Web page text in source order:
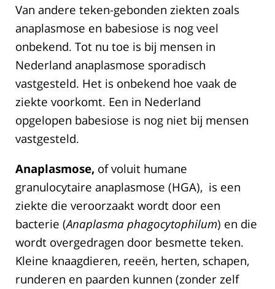
Van andere teken-gebonden ziekten zoals
anaplasmose en babesiose is nog veel
onbekend. Tot nu toe is bij mensen in
Nederland anaplasmose sporadisch
vastgesteld. Het is onbekend hoe vaak de
ziekte voorkomt. Een in Nederland
opgelopen babesiose is nog niet bij mensen
vastgesteld.
Anaplasmose, of voluit humane
granulocytaire anaplasmose (HGA), is een
ziekte die veroorzaakt wordt door een
bacterie (Anaplasma phagocytophilum) en die
wordt overgedragen door besmette teken.
Kleine knaagdieren, reeën, herten, schapen,
runderen en paarden kunnen (zonder zelf